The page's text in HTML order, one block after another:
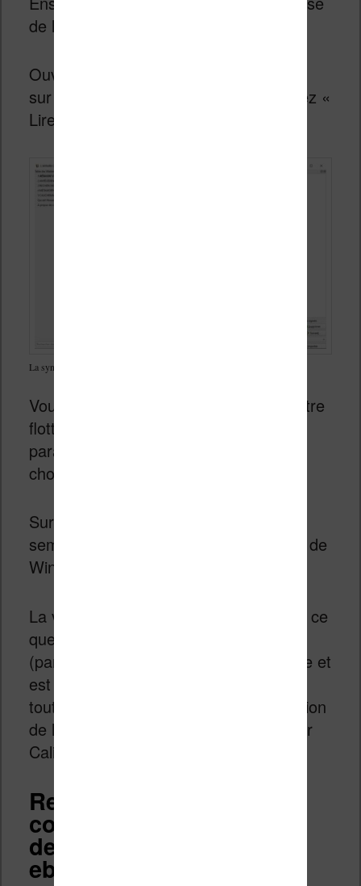
de livres.
Ouvrez le menu (vous pouvez appuyer
sur la touche « Echap ») et sélectionnez «
Lire à voix haute ».
La synthèse vocale dans le logiciel Calibre
Vous verrez apparaître une petite fenêtre
flottante qui vous permet de régler les
paramètres de la lecture comme de
choisir la vitesse ou la langue.
Sur mon ordinateur Windows 10, il me
semble que Calibre utilise une fonction de
Windows pour permettre la lecture.
La voix est artificielle et en dessous de ce
que propose Vivlio sur la
(par exemple), mais cela reste utilisable et
est une option très intéressante pour
toutes les personnes qui sont en situation
de handicape et qui vont pouvoir utiliser
Calibre pour écouter leurs livres.
Recherche intégrale :
comment indexer et faire
des recherches dans les
ebooks ?